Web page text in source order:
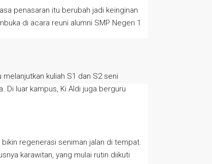
penasaran itu berubah jadi keinginan
di acara reuni alumni SMP Negeri 1
kuliah S1 dan S2 seni
Di luar kampus, Ki Aldi juga berguru
regenerasi seniman jalan di tempat.
karawitan, yang mulai rutin diikuti